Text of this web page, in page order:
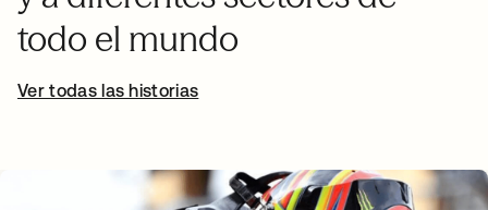
todo el mundo
Ver todas las historias